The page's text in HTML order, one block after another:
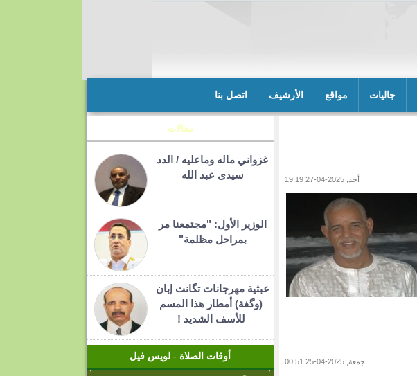
جاليات مواقع الأرشيف اتصل بنا
أحد, 2025-04-27 19:19
جمعة, 2025-04-25 00:51
مقالات
غزواني ماله وماعليه / الدد
سيدى عبد الله
الوزير الأول: "مجتمعنا مر
بمراحل مظلمة"
عبثية مهرجانات تگانت إبان
(وگفة) أمطار هذا المسم
للأسف الشديد !
أوقات الصلاة - لويس فيل